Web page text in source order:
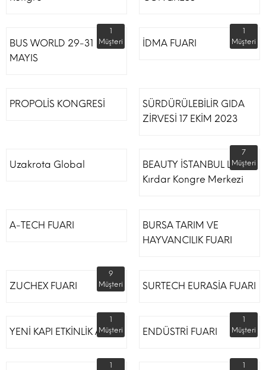
BUS WORLD 29-31
MAYIS
1
Müşteri
İDMA FUARI
1
Müşteri
PROPOLİS KONGRESİ
SÜRDÜRÜLEBİLİR GIDA
ZİRVESİ 17 EKİM 2023
Uzakrota Global
BEAUTY İSTANBUL Lütfi
Kırdar Kongre Merkezi
7
Müşteri
A-TECH FUARI
BURSA TARIM VE
HAYVANCILIK FUARI
ZUCHEX FUARI
9
Müşteri
SURTECH EURASİA FUARI
YENİ KAPI ETKİNLİK ALANI
1
Müşteri
ENDÜSTRİ FUARI
1
Müşteri
1
1